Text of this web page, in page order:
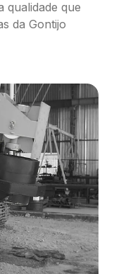
qualidade que
da Gontijo